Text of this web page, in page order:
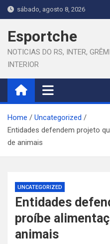
Skip
to
content
sábado, agosto 8, 2026
Esportche
NOTICIAS DO RS, INTER,
INTERIOR
Home
Uncategorized
Entidades defendem projeto
de animais
UNCATEGORIZED
Entidades
proíbe
animais